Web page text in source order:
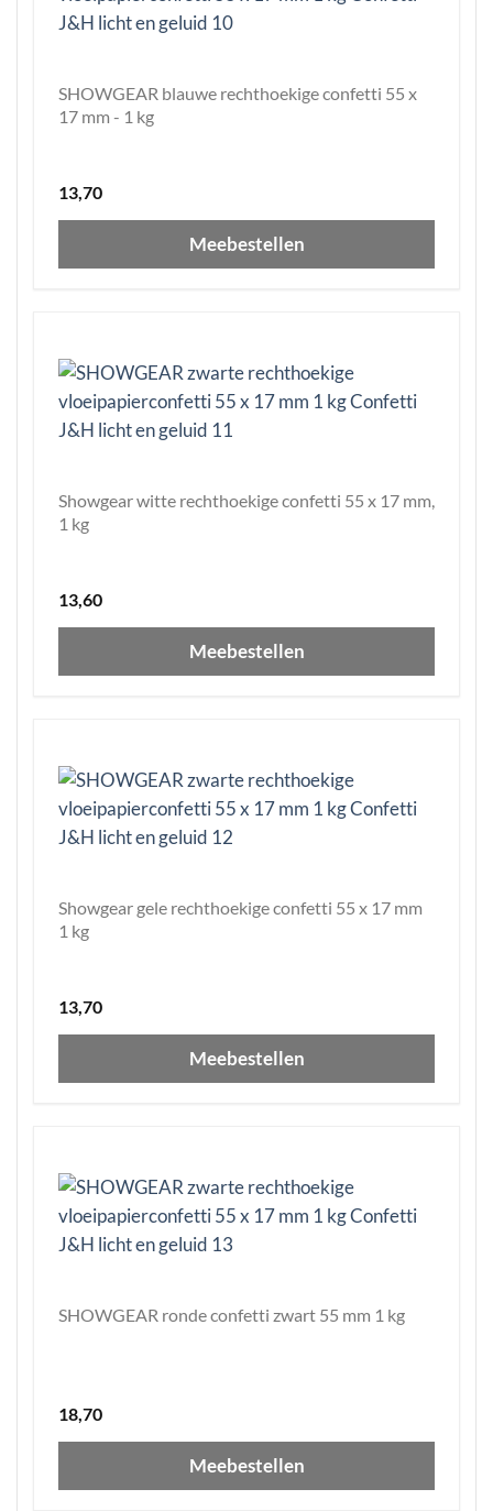
SHOWGEAR blauwe rechthoekige confetti 55 x
17 mm - 1 kg
13,70
Meebestellen
Showgear witte rechthoekige confetti 55 x 17 mm,
1 kg
13,60
Meebestellen
Showgear gele rechthoekige confetti 55 x 17 mm
1 kg
13,70
Meebestellen
SHOWGEAR ronde confetti zwart 55 mm 1 kg
18,70
Meebestellen